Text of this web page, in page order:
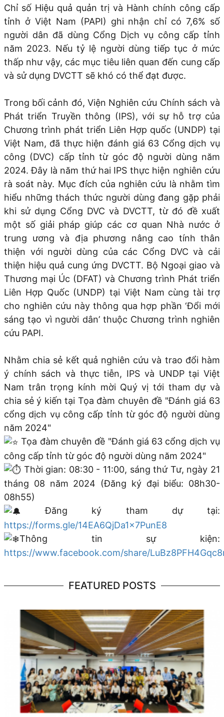
Chỉ số Hiệu quả quản trị và Hành chính công cấp
tỉnh ở Việt Nam (PAPI) ghi nhận chỉ có 7,6% số
người dân đã dùng Cổng Dịch vụ công cấp tỉnh
năm 2023. Nếu tỷ lệ người dùng tiếp tục ở mức
thấp như vậy, các mục tiêu liên quan đến cung cấp
và sử dụng DVCTT sẽ khó có thể đạt được.
Trong bối cảnh đó, Viện Nghiên cứu Chính sách và
Phát triển Truyền thông (IPS), với sự hỗ trợ của
Chương trình phát triển Liên Hợp quốc (UNDP) tại
Việt Nam, đã thực hiện đánh giá 63 Cổng dịch vụ
công (DVC) cấp tỉnh từ góc độ người dùng năm
2024. Đây là năm thứ hai IPS thực hiện nghiên cứu
rà soát này. Mục đích của nghiên cứu là nhằm tìm
hiểu những thách thức người dùng đang gặp phải
khi sử dụng Cổng DVC và DVCTT, từ đó đề xuất
một số giải pháp giúp các cơ quan Nhà nước ở
trung ương và địa phương nâng cao tính thân
thiện với người dùng của các Cổng DVC và cải
thiện hiệu quả cung ứng DVCTT. Bộ Ngoại giao và
Thương mại Úc (DFAT) và Chương trình Phát triển
Liên Hợp Quốc (UNDP) tại Việt Nam cùng tài trợ
cho nghiên cứu này thông qua hợp phần ‘Đổi mới
sáng tạo vì người dân’ thuộc Chương trình nghiên
cứu PAPI.
Nhằm chia sẻ kết quả nghiên cứu và trao đổi hàm
ý chính sách và thực tiễn, IPS và UNDP tại Việt
Nam trân trọng kính mời Quý vị tới tham dự và
chia sẻ ý kiến tại Tọa đàm chuyên đề "Đánh giá 63
cổng dịch vụ công cấp tỉnh từ góc độ người dùng
năm 2024"
Tọa đàm chuyên đề "Đánh giá 63 cổng dịch vụ
công cấp tỉnh từ góc độ người dùng năm 2024"
Thời gian: 08:30 - 11:00, sáng thứ Tư, ngày 21
tháng 08 năm 2024 (Đăng ký đại biểu: 08h30-
08h55)
Đăng ký tham dự tại:
https://forms.gle/14EA6QjDa1x7PunE8
Thông tin sự kiện:
https://www.facebook.com/share/
FEATURED POSTS